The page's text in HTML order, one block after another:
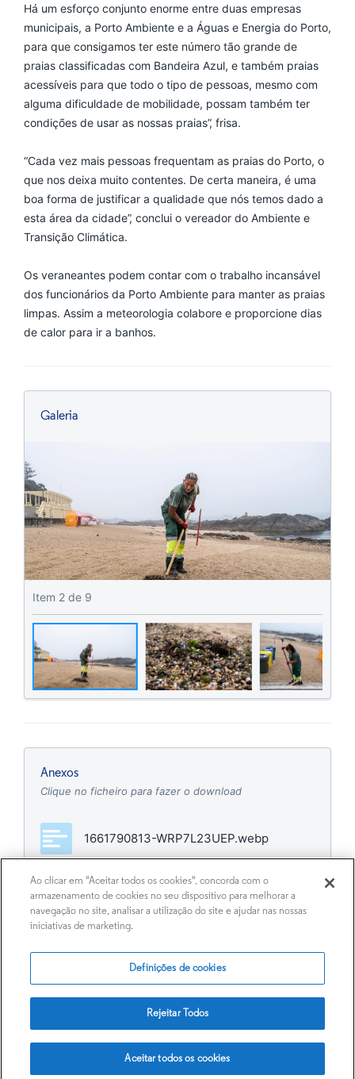
Há um esforço conjunto enorme entre duas empresas
municipais, a Porto Ambiente e a Águas e Energia do Porto,
para que consigamos ter este número tão grande de
praias classificadas com Bandeira Azul, e também praias
acessíveis para que todo o tipo de pessoas, mesmo com
alguma dificuldade de mobilidade, possam também ter
condições de usar as nossas praias”, frisa.
“Cada vez mais pessoas frequentam as praias do Porto, o
que nos deixa muito contentes. De certa maneira, é uma
boa forma de justificar a qualidade que nós temos dado a
esta área da cidade”, conclui o vereador do Ambiente e
Transição Climática.
Os veraneantes podem contar com o trabalho incansável
dos funcionários da Porto Ambiente para manter as praias
limpas. Assim a meteorologia colabore e proporcione dias
de calor para ir a banhos.
Galeria
Item 2 de 9
Anexos
Clique no ficheiro para fazer o download
1661790813-WRP7L23UEP.webp
1661790813-YQ3EsPcY3u.webp
Ao clicar em "Aceitar todos os cookies", concorda com o
armazenamento de cookies no seu dispositivo para melhorar a
navegação no site, analisar a utilização do site e ajudar nas nossas
iniciativas de marketing.
Definições de cookies
Rejeitar Todos
Aceitar todos os cookies